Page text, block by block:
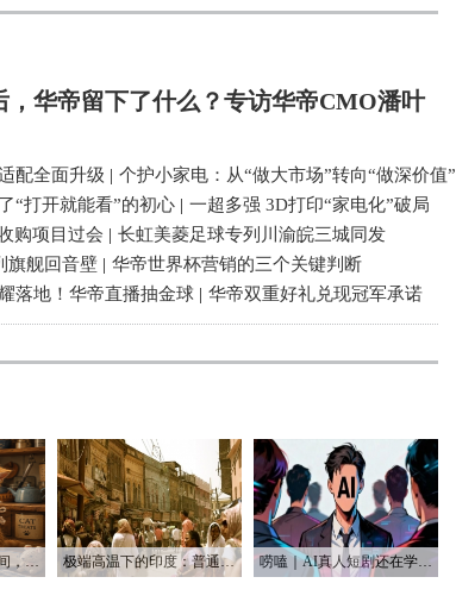
，华帝留下了什么？专访华帝CMO潘叶
配全面升级 | 个护小家电：从“做大市场”转向“做深价值”
“打开就能看”的初心 | 一超多强 3D打印“家电化”破局
购项目过会 | 长虹美菱足球专列川渝皖三城同发
旗舰回音壁 | 华帝世界杯营销的三个关键判断
落地！华帝直播抽金球 | 华帝双重好礼兑现冠军承诺
唠嗑｜AI帮我省了时间，也帮我烧光了Token 极端高温下的印度：普通人用不起空调 富人却被空调“炸到” 唠嗑｜AI真人短剧还在学做人 AI漫剧已经开始赚钱